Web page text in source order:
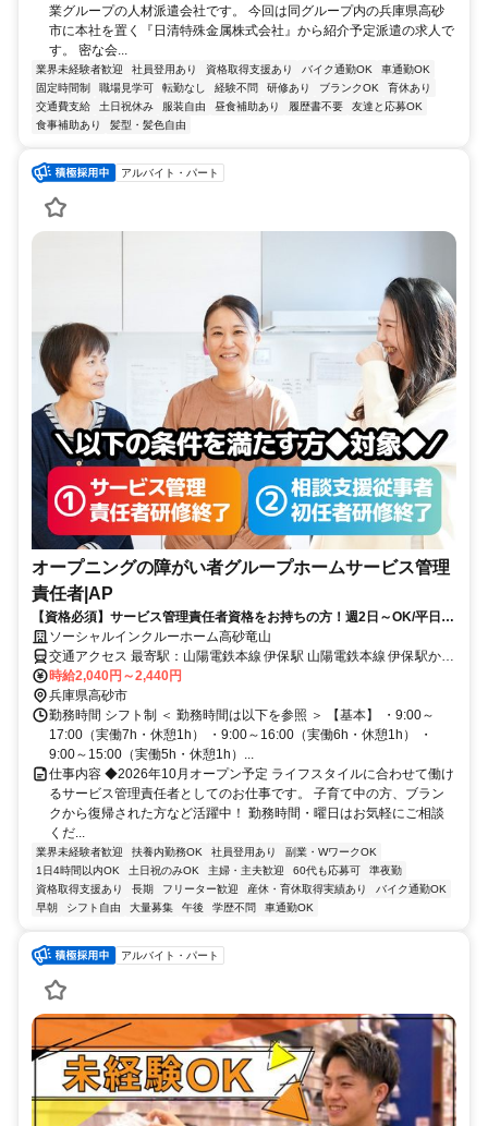
業グループの人材派遣会社です。 今回は同グループ内の兵庫県高砂
市に本社を置く『日清特殊金属株式会社』から紹介予定派遣の求人で
す。 密な会...
業界未経験者歓迎 社員登用あり 資格取得支援あり バイク通勤OK
車通勤OK
固定時間制
職場見学可 転勤なし 経験不問 研修あり ブランクOK
育休あり
交通費支給
土日祝休み 服装自由 昼食補助あり 履歴書不要
友達と応募OK
食事補助あり
髪型・髪色自由
アルバイト・パート
オープニングの障がい者グループホームサービス管理
責任者|AP
【資格必須】サービス管理責任者資格をお持ちの方！週2日～OK/平日の
みOK/残業ほぼなし！家庭や私生活と無理なく両立◎
ソーシャルインクルーホーム高砂竜山
交通アクセス 最寄駅：山陽電鉄本線 伊保駅 山陽電鉄本線 伊保駅から
徒歩19分（車5分） 神戸線 宝殿駅から車6分
時給2,040円～2,440円
兵庫県高砂市
勤務時間 シフト制 ＜ 勤務時間は以下を参照 ＞ 【基本】 ・9:00～
17:00（実働7h・休憩1h） ・9:00～16:00（実働6h・休憩1h） ・
9:00～15:00（実働5h・休憩1h）...
仕事内容 ◆2026年10月オープン予定 ライフスタイルに合わせて働け
るサービス管理責任者としてのお仕事です。 子育て中の方、ブラン
クから復帰された方など活躍中！ 勤務時間・曜日はお気軽にご相談
くだ...
業界未経験者歓迎 扶養内勤務OK 社員登用あり
副業・WワークOK
1日4時間以内OK
土日祝のみOK 主婦・主夫歓迎 60代も応募可
準夜勤
資格取得支援あり
長期 フリーター歓迎 産休・育休取得実績あり
バイク通勤OK
早朝
シフト自由 大量募集 午後 学歴不問 車通勤OK
アルバイト・パート